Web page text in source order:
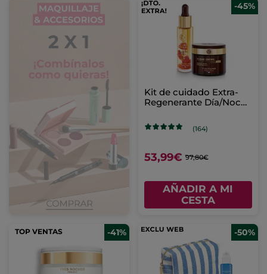
-45%
Kit de cuidado Extra-
Regenerante Día/Noche
(164)
53,99€ 97,80€
AÑADIR A MI
CESTA
TOP VENTAS -41% -50%